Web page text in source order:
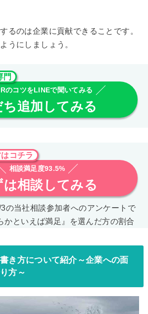
るのは企業に貢献できることです。
うにしましょう。
門
のコツをLINEで聞いてみる
ち追加してみる
コチラ
相談満足度93.5%
は相談してみる
の当社相談参加者へのアンケートで
かといえば満足』を選んだ方の割合
き方について紹介～企業への面
方～